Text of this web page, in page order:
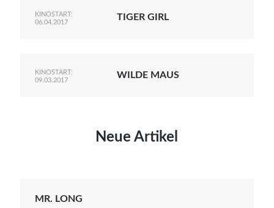
KINOSTART:
06.04.2017
TIGER GIRL
KINOSTART:
09.03.2017
WILDE MAUS
Neue Artikel
MR. LONG